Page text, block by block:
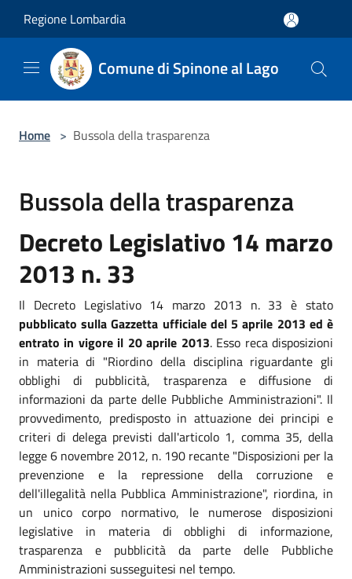
Regione Lombardia
Comune di Spinone al Lago
Home > Bussola della trasparenza
Bussola della trasparenza
Decreto Legislativo 14 marzo
2013 n. 33
Il Decreto Legislativo 14 marzo 2013 n. 33 è stato
pubblicato sulla Gazzetta ufficiale del 5 aprile 2013 ed è
entrato in vigore il 20 aprile 2013. Esso reca disposizioni
in materia di "Riordino della disciplina riguardante gli
obblighi di pubblicità, trasparenza e diffusione di
informazioni da parte delle Pubbliche Amministrazioni". Il
provvedimento, predisposto in attuazione dei principi e
criteri di delega previsti dall'articolo 1, comma 35, della
legge 6 novembre 2012, n. 190 recante "Disposizioni per la
prevenzione e la repressione della corruzione e
dell'illegalità nella Pubblica Amministrazione", riordina, in
un unico corpo normativo, le numerose disposizioni
legislative in materia di obblighi di informazione,
trasparenza e pubblicità da parte delle Pubbliche
Amministrazioni susseguitesi nel tempo.